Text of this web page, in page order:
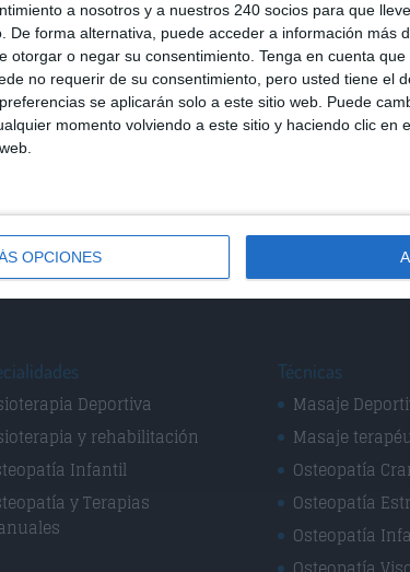
a nosotros y a nuestros 240 socios para que
De forma alternativa, puede acceder a información más
otorgar o negar su consentimiento. Tenga en cuenta
no requerir de su consentimiento, pero usted tiene el
se aplicarán solo a este sitio web. Puede
momento volviendo a este sitio y haciendo clic en
OPCIONES
un comentario.
Deportiva
y rehabilitación
Infantil
y Terapias
Técnicas
Masaje
Masaje
Osteopatía
Osteopatía
Osteopatía